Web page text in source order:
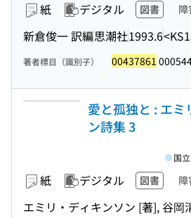
紙 デジタル 図書
新倉俊一 訳編思潮社1993.6
著者標目（識別子） 00437861
愛と孤独と : エミ
ン詩集 3
紙 デジタル 図書
エミリ・ディキンソン [著], 谷岡
国